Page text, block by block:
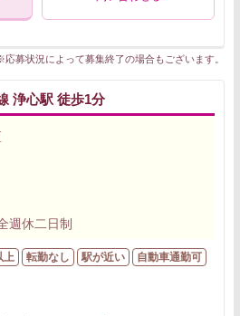
応募状況によって募集終了の場合もございます。
浄心駅 徒歩1分
週休二日制
上 転勤なし 駅が近い
自動車通勤可